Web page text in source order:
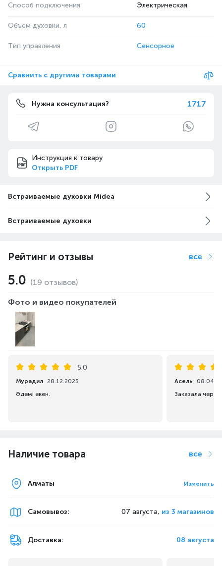
Способ подключения Электрическая
Объём духовки, л 60
Тип управления Сенсорное
Сравнить с другими товарами
Нужна консультация? 1717
Инструкция к товару
Открыть PDF
Встраиваемые духовки Midea
Встраиваемые духовки
Рейтинг и отзывы все
5.0 (19 отзывов)
Фото и видео покупателей
5.0
Мурадил 28.12.2025
Әдемі екен.
Асель
Наличие товара все
Алматы Изменить
Самовывоз: 07 августа, из 3 магазинов
Доставка: 08 августа